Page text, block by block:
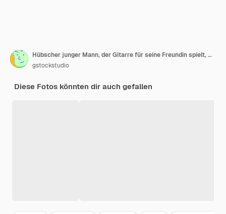
Hübscher junger Mann, der Gitarre für seine Freundin spielt, während er Zeit im Wohnmobil verbringt
gstockstudio
Diese Fotos könnten dir auch gefallen